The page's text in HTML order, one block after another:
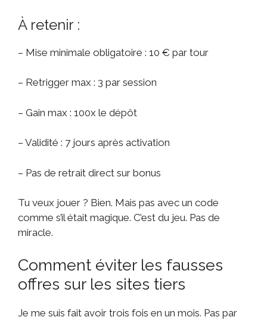
À retenir :
– Mise minimale obligatoire : 10 € par tour
– Retrigger max : 3 par session
– Gain max : 100x le dépôt
– Validité : 7 jours après activation
– Pas de retrait direct sur bonus
Tu veux jouer ? Bien. Mais pas avec un code
comme s’il était magique. C’est du jeu. Pas de
miracle.
Comment éviter les fausses
offres sur les sites tiers
Je me suis fait avoir trois fois en un mois. Pas par